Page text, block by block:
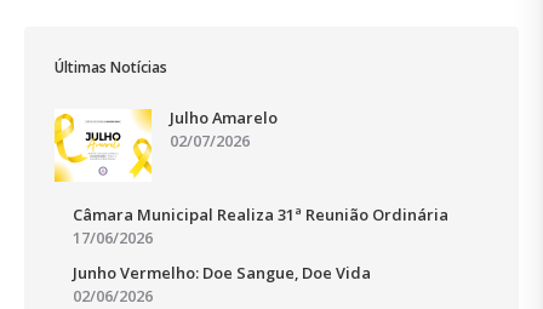
Últimas Notícias
Julho Amarelo
02/07/2026
Câmara Municipal Realiza 31ª Reunião Ordinária
17/06/2026
Junho Vermelho: Doe Sangue, Doe Vida
02/06/2026